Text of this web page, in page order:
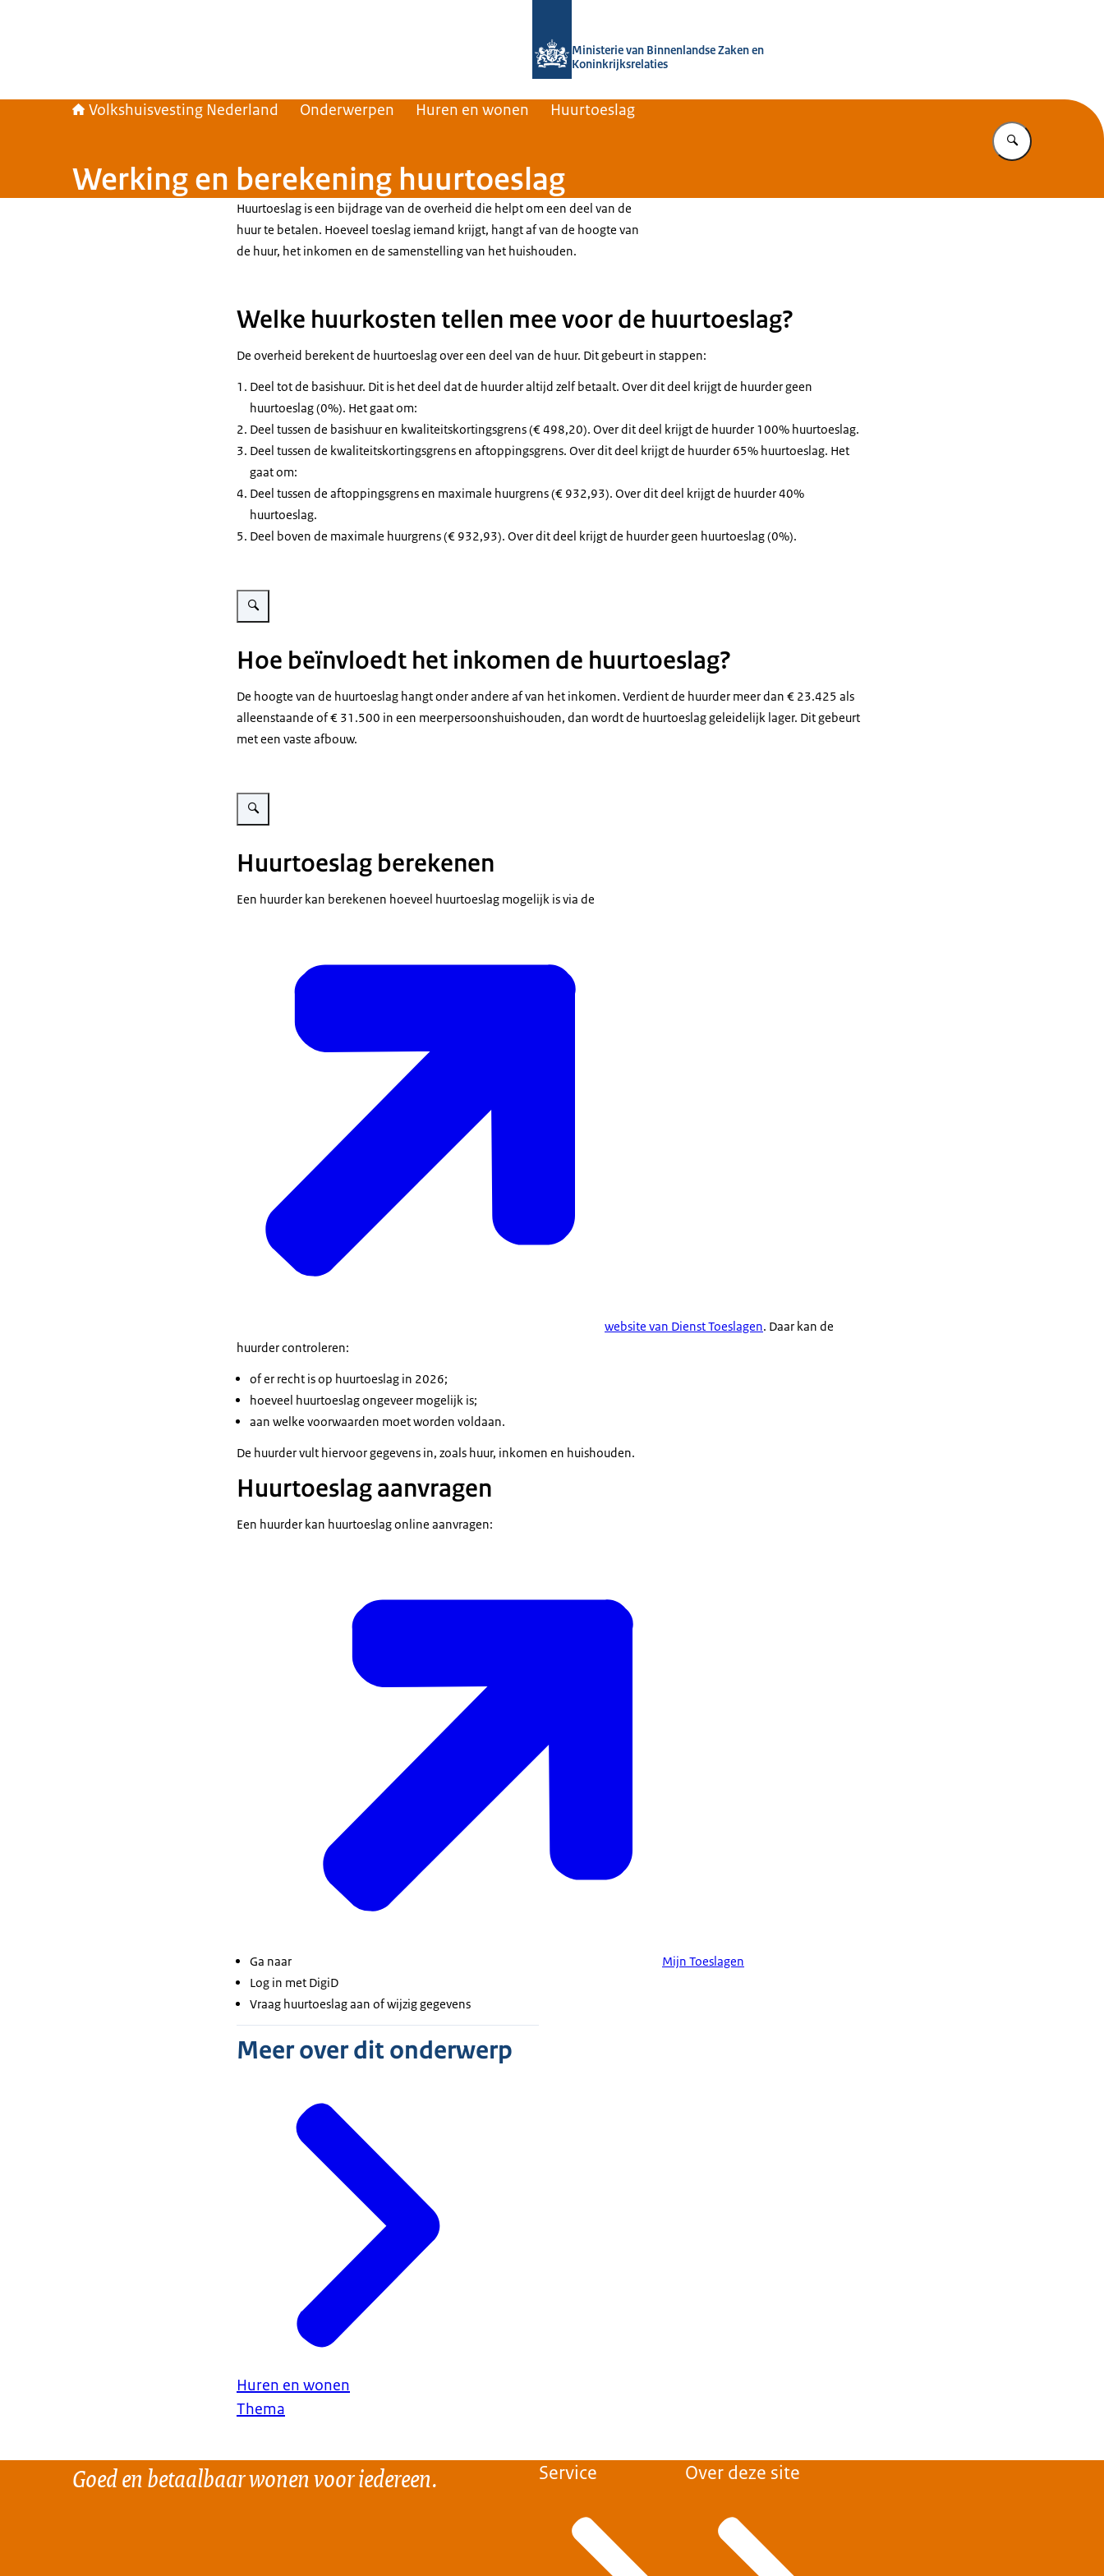
Ministerie van Binnenlandse Zaken en
Koninkrijksrelaties
Volkshuisvesting Nederland Onderwerpen Huren en wonen Huurtoeslag
Vul in wat u
Werking en berekening huurtoeslag
Huurtoeslag is een bijdrage van de overheid die helpt om een deel van de
huur te betalen. Hoeveel toeslag iemand krijgt, hangt af van de hoogte van
de huur, het inkomen en de samenstelling van het huishouden.
Welke huurkosten tellen mee voor de huurtoeslag?
De overheid berekent de huurtoeslag over een deel van de huur. Dit gebeurt in stappen:
Deel tot de basishuur. Dit is het deel dat de huurder altijd zelf betaalt. Over dit deel krijgt de huurder geen
huurtoeslag (0%). Het gaat om:
Deel tussen de basishuur en kwaliteitskortingsgrens (€ 498,20). Over dit deel krijgt de huurder 100% huurtoeslag.
Deel tussen de kwaliteitskortingsgrens en aftoppingsgrens. Over dit deel krijgt de huurder 65% huurtoeslag. Het
gaat om:
Deel tussen de aftoppingsgrens en maximale huurgrens (€ 932,93). Over dit deel krijgt de huurder 40%
huurtoeslag.
Deel boven de maximale huurgrens (€ 932,93). Over dit deel krijgt de huurder geen huurtoeslag (0%).
Vergroot afbeelding Kleurvolle infographic in het Nederlands die uitlegt hoe de lineaire afbouw van huurtoeslag vanaf 2026 werkt. Links staat een persoon alleen, rechts een
Hoe beïnvloedt het inkomen de huurtoeslag?
De hoogte van de huurtoeslag hangt onder andere af van het inkomen. Verdient de huurder meer dan € 23.425 als
alleenstaande of € 31.500 in een meerpersoonshuishouden, dan wordt de huurtoeslag geleidelijk lager. Dit gebeurt
met een vaste afbouw.
Vergroot afbeelding Infographic van de Belastingdienst over huurtoeslag. De afbeelding laat zien over welke delen van de huur huurtoeslag wordt berekend voor
Huurtoeslag berekenen
Een huurder kan berekenen hoeveel huurtoeslag mogelijk is via de
website van Dienst Toeslagen. Daar kan de
huurder controleren:
of er recht is op huurtoeslag in 2026;
hoeveel huurtoeslag ongeveer mogelijk is;
aan welke voorwaarden moet worden voldaan.
De huurder vult hiervoor gegevens in, zoals huur, inkomen en huishouden.
Huurtoeslag aanvragen
Een huurder kan huurtoeslag online aanvragen:
Ga naar
Mijn Toeslagen
Log in met DigiD
Vraag huurtoeslag aan of wijzig gegevens
Meer over dit onderwerp
Huren en wonen
Thema
Goed en betaalbaar wonen voor iedereen. Service Over deze site